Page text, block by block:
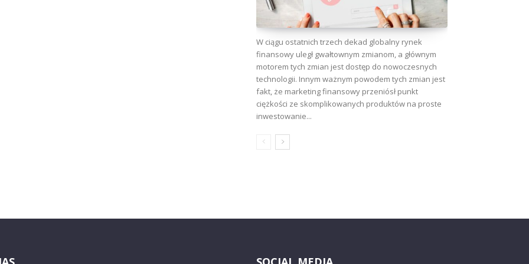
W ciągu ostatnich trzech dekad globalny rynek
finansowy uległ gwałtownym zmianom, a głównym
motorem tych zmian jest dostęp do nowoczesnych
technologii. Innym ważnym powodem tych zmian jest
fakt, że marketing finansowy przeniósł punkt
ciężkości ze skomplikowanych produktów na proste
inwestowanie...